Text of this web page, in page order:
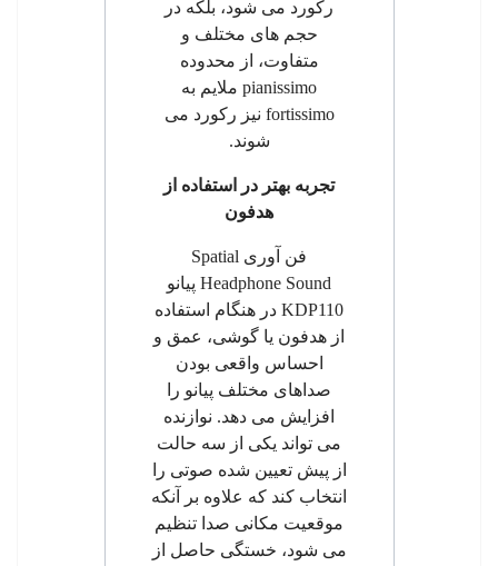
رکورد می شود، بلکه در
حجم های مختلف و
متفاوت، از محدوده
pianissimo ملایم به
fortissimo نیز رکورد می
شوند.
تجربه بهتر در استفاده از
هدفون
فن آوری Spatial
Headphone Sound پیانو
KDP110 در هنگام استفاده
از هدفون یا گوشی، عمق و
احساس واقعی بودن
صداهای مختلف پیانو را
افزایش می دهد. نوازنده
می تواند یکی از سه حالت
از پیش تعیین شده صوتی را
انتخاب کند که علاوه بر آنکه
موقعیت مکانی صدا تنظیم
می شود، خستگی حاصل از